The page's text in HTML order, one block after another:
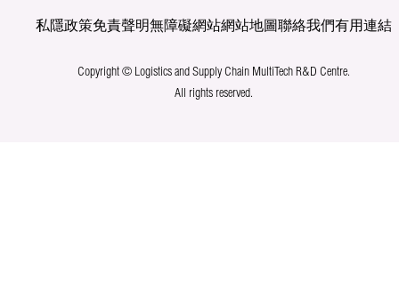
私隱政策免責聲明無障礙網站網站地圖聯絡我們有用連結
Copyright © Logistics and Supply Chain MultiTech R&D Centre.
All rights reserved.